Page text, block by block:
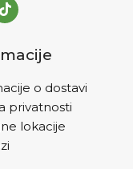
o dostavi
privatnosti
lokacije